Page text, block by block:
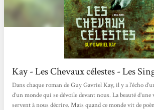
Kay - Les Chevaux célestes - Les
Dans chaque roman de Guy Gavriel Kay, il y a l’écho
d’un monde qui se dévoile devant nous. La beauté
servent à nous décrire. Mais quand ce monde vit de